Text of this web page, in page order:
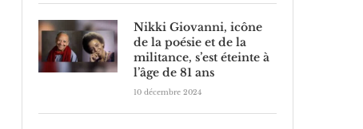
Nikki Giovanni, icône
de la poésie et de la
militance, s’est éteinte à
l’âge de 81 ans
10 décembre 2024